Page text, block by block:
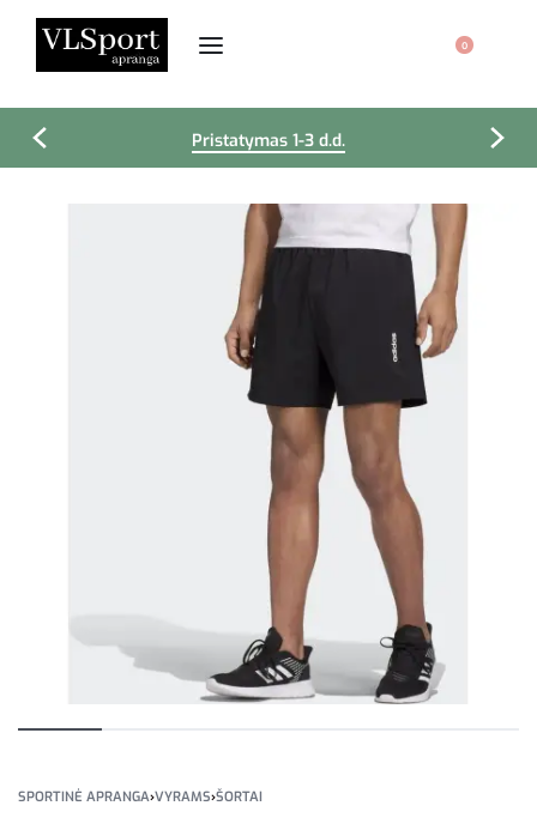
0
Pristatymas 1-3 d.d.
SPORTINĖ APRANGA›VYRAMS›ŠORTAI